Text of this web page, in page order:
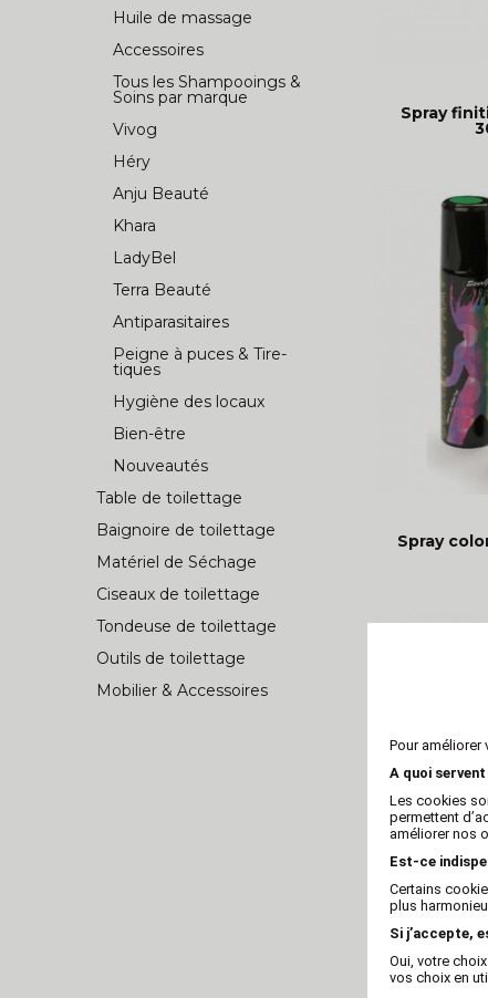
Huile de massage
Accessoires
Tous les Shampooings &
Soins par marque
Vivog
Héry
Anju Beauté
Khara
LadyBel
Terra Beauté
Antiparasitaires
Peigne à puces & Tire-
tiques
Hygiène des locaux
Bien-être
Nouveautés
Table de toilettage
Baignoire de toilettage
Matériel de Séchage
Ciseaux de toilettage
Tondeuse de toilettage
Outils de toilettage
Mobilier & Accessoires
Spray
Spray
Craies
Pour
A quoi
Les cookies
permettent
améliorer nos
Est-ce
Certains
plus
Si j’accepte,
Oui, votre
vos choix en